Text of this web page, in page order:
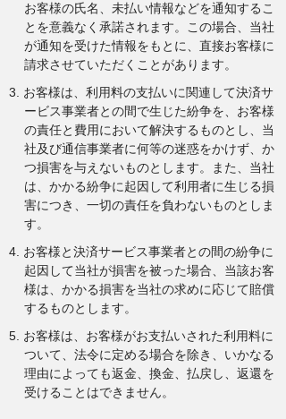
お客様の氏名、未払い情報などを通知するこ
とを意義なく承諾されます。この場合、当社
が通知を受けた情報をもとに、直接お客様に
請求させていただくことがあります。
3. お客様は、利用料の支払いに関連して決済サ
ービス事業者との間で生じた紛争を、お客様
の責任と費用において解決するものとし、当
社及び通信事業者に何等の迷惑をかけず、か
つ損害を与えないものとします。また、当社
は、かかる紛争に起因して利用者に生じる損
害につき、一切の責任を負わないものとしま
す。
4. お客様と決済サービス事業者との間の紛争に
起因して当社が損害を被った場合、当該お客
様は、かかる損害を当社の求めに応じて賠償
するものとします。
5. お客様は、お客様がお支払いされた利用料に
ついて、法令に定める場合を除き、いかなる
理由によっても返金、換金、払戻し、返還を
受けることはできません。